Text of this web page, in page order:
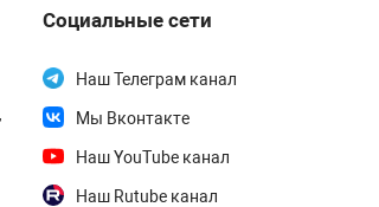
Социальные сети
Наш Телеграм канал
Мы Вконтакте
Наш YouTube канал
Наш Rutube канал